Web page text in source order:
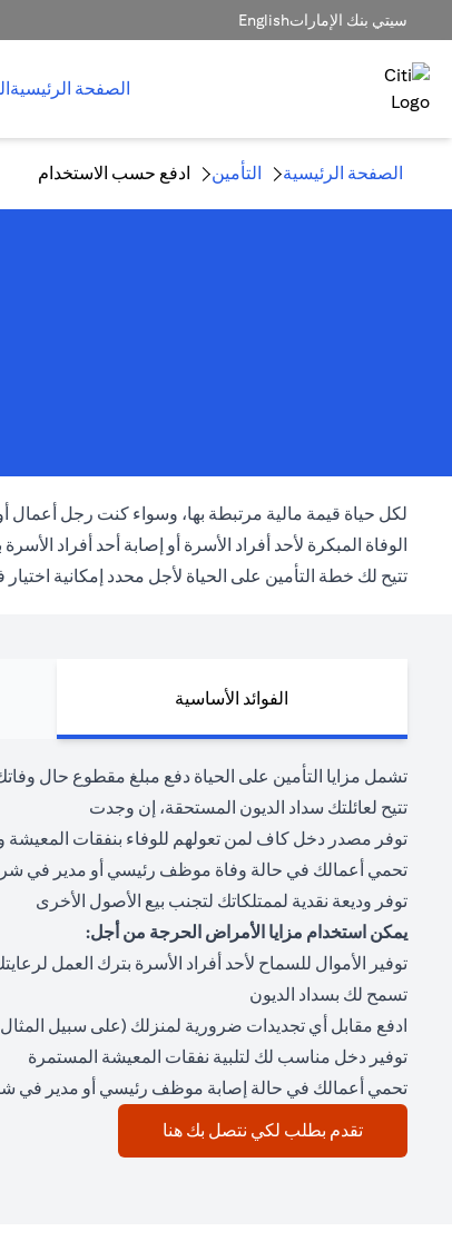
سيتي بنك الإماراتEnglish
الصفحة الرئيسية
الصفحة الرئيسية التأمين ادفع حسب الاستخدام
لكل حياة قيمة مالية مرتبطة بها، وسواء كنت رجل
الوفاة المبكرة لأحد أفراد الأسرة أو إصابة أحد أفراد
تتيح لك خطة التأمين على الحياة لأجل محدد إمكانية اختيار فترة استحقاق تتراوح من 5 سنوات إلى 35
الفوائد الأساسية
تشمل مزايا التأمين على الحياة دفع مبلغ مقطوع حال
تتيح لعائلتك سداد الديون المستحقة، إن وجدت
توفر مصدر دخل كاف لمن تعولهم للوفاء بنفقات المعيشة
تحمي أعمالك في حالة وفاة موظف رئيسي أو مدير في
توفر وديعة نقدية لممتلكاتك لتجنب بيع الأصول الأخرى
يمكن استخدام مزايا الأمراض الحرجة من أجل:
توفير الأموال للسماح لأحد أفراد الأسرة بترك العمل
تسمح لك بسداد الديون
ادفع مقابل أي تجديدات ضرورية لمنزلك (على سبيل
توفير دخل مناسب لك لتلبية نفقات المعيشة المستمرة
تحمي أعمالك في حالة إصابة موظف رئيسي أو مدير في
تقدم بطلب لكي نتصل بك هنا